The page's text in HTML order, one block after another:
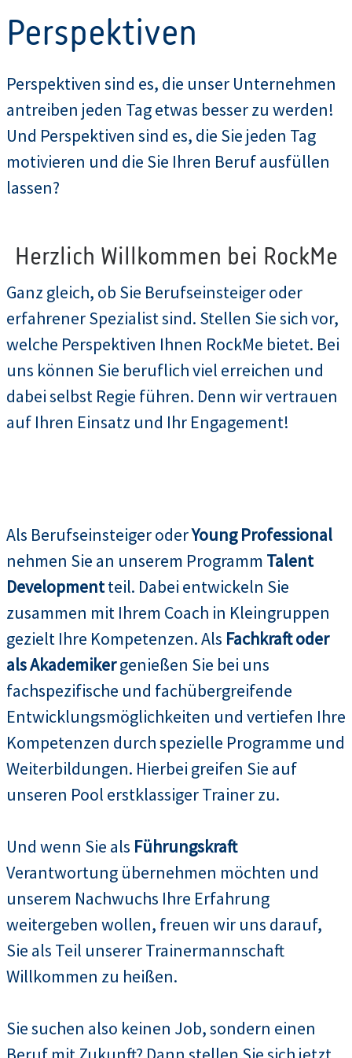
Perspektiven
Perspektiven sind es, die unser Unternehmen
antreiben jeden Tag etwas besser zu werden!
Und Perspektiven sind es, die Sie jeden Tag
motivieren und die Sie Ihren Beruf ausfüllen
lassen?
Herzlich Willkommen bei RockMe
Ganz gleich, ob Sie Berufseinsteiger oder
erfahrener Spezialist sind. Stellen Sie sich vor,
welche Perspektiven Ihnen RockMe bietet. Bei
uns können Sie beruflich viel erreichen und
dabei selbst Regie führen. Denn wir vertrauen
auf Ihren Einsatz und Ihr Engagement!
Als Berufseinsteiger oderYoung Professional
nehmen Sie an unserem Programm Talent
Developmentteil. Dabei entwickeln Sie
zusammen mit Ihrem Coach in Kleingruppen
gezielt Ihre Kompetenzen. Als Fachkraft oder
als Akademikergenießen Sie bei uns
fachspezifische und fachübergreifende
Entwicklungsmöglichkeiten und vertiefen Ihre
Kompetenzen durch spezielle Programme und
Weiterbildungen. Hierbei greifen Sie auf
unseren Pool erstklassiger Trainer zu.
Und wenn Sie als Führungskraft
Verantwortung übernehmen möchten und
unserem Nachwuchs Ihre Erfahrung
weitergeben wollen, freuen wir uns darauf,
Sie als Teil unserer Trainermannschaft
Willkommen zu heißen.
Sie suchen also keinen Job, sondern einen